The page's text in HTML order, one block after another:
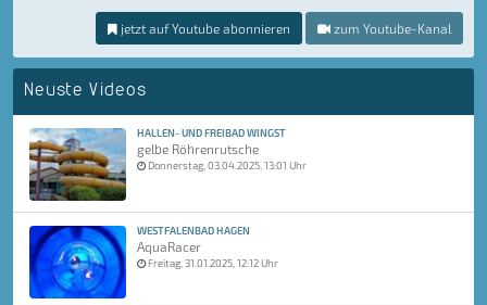
jetzt auf Youtube abonnieren zum Youtube-Kanal
Neuste Videos
HALLEN- UND FREIBAD WINGST
gelbe Röhrenrutsche
Donnerstag, 03.04.2025, 13:01 Uhr
WESTFALENBAD HAGEN
AquaRacer
Freitag, 31.01.2025, 12:12 Uhr